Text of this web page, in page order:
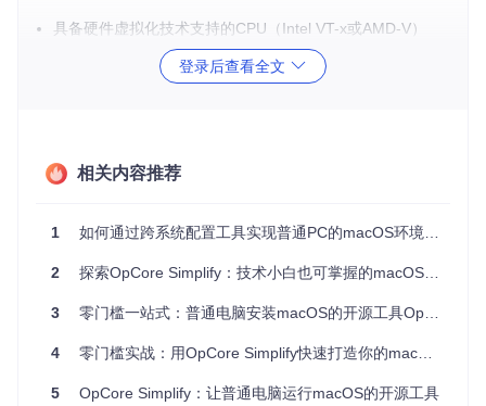
具备硬件虚拟化技术支持的CPU（Intel VT-x或AMD-V）
至少8GB内存（推荐16GB以获得更流畅体验）
50GB以上可用磁盘空间
虚拟化技术已启用。
项目获取与部署
git clone
登录后查看全文
相关内容推荐
1 如何通过跨系统配置工具实现普通PC的macOS环境搭建？
2 探索OpCore Simplify：技术小白也可掌握的macOS系统安装开源工具
3 零门槛一站式：普通电脑安装macOS的开源工具OpCore Simplify全攻略
4 零门槛实战：用OpCore Simplify快速打造你的macOS系统
5 OpCore Simplify：让普通电脑运行macOS的开源工具